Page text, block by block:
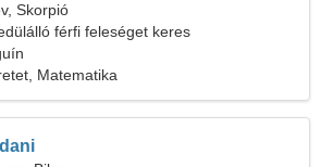
Skorpió
férfi feleséget keres
Matematika